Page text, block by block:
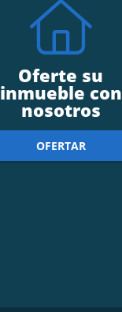
Oferte su
inmueble con
nosotros
OFERTAR